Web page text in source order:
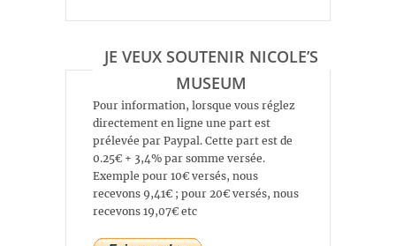
JE VEUX SOUTENIR NICOLE’S
MUSEUM
Pour information, lorsque vous réglez
directement en ligne une part est
prélevée par Paypal. Cette part est de
0.25€ + 3,4% par somme versée.
Exemple pour 10€ versés, nous
recevons 9,41€ ; pour 20€ versés, nous
recevons 19,07€ etc